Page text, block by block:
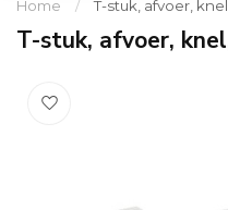
Home / T-stuk, afvoer,
T-stuk, afvoer,